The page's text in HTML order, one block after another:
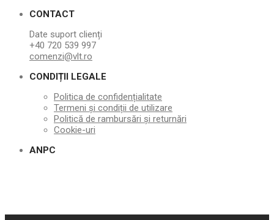
CONTACT
Date suport clienți
+40 720 539 997
comenzi@vlt.ro
CONDIȚII LEGALE
Politica de confidențialitate
Termeni și condiții de utilizare
Politică de rambursări și returnări
Cookie-uri
ANPC